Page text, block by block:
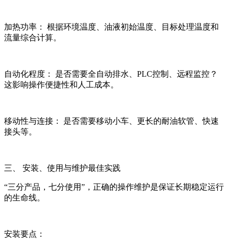
加热功率： 根据环境温度、油液初始温度、目标处理温度和
流量综合计算。
自动化程度： 是否需要全自动排水、PLC控制、远程监控？
这影响操作便捷性和人工成本。
移动性与连接： 是否需要移动小车、更长的耐油软管、快速
接头等。
三、 安装、使用与维护最佳实践
“三分产品，七分使用”，正确的操作维护是保证长期稳定运行
的生命线。
安装要点：